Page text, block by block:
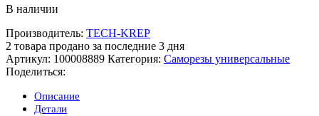
В наличии
Производитель: TECH-KREP
2 товара продано за последние 3 дня
Артикул: 100008889 Категория: Саморезы универсальные
Поделиться:
Описание
Детали